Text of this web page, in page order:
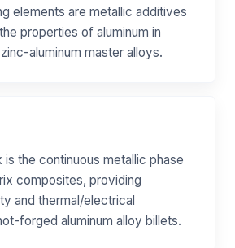
elements are metallic additives
properties of aluminum in
aluminum master alloys.
is the continuous metallic phase
composites, providing
and thermal/electrical
forged aluminum alloy billets.